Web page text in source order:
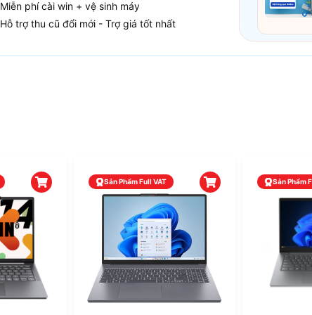
Miễn phí cài win + vệ sinh máy
Hỗ trợ thu cũ đổi mới - Trợ giá tốt nhất
Sản Phẩm Full VAT Sản Phẩm